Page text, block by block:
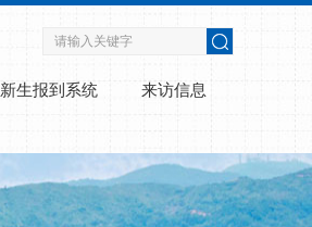
新生报到系统 来访信息